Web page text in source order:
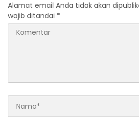
Alamat email Anda tidak akan
wajib ditandai *